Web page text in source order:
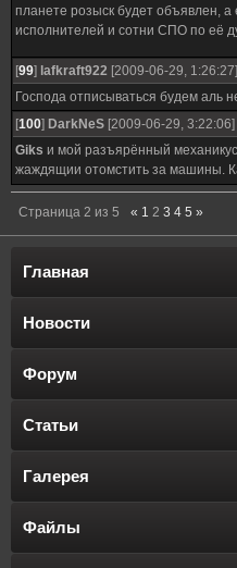
планете розыск будет объявлен, а
исполнителей и сотни СПО по её
[99] lafkraft922 [2009-06-29, 1:26:27]
Господа отписываться будем аль
[100] DarkNeS [2009-06-29, 3:22:06]
Giks и мой разъярённый
жаждящии отомстить за машины.
Страница 2 из 5 « 1 2 3 4 5 »
Главная
Новости
Форум
Статьи
Галерея
Файлы